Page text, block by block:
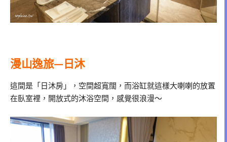
漫山逸旅—日沐
這間是「日沐房」，空間超寬闊，而浴缸就這樣大喇喇的放置
在臥室裡，開放式的沐浴空間，感覺很浪漫～